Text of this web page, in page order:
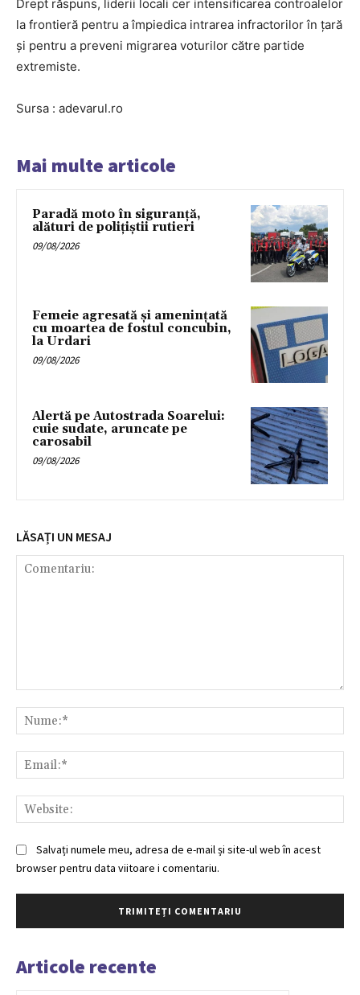
Drept răspuns, liderii locali cer intensificarea controalelor
la frontieră pentru a împiedica intrarea infractorilor în țară
și pentru a preveni migrarea voturilor către partide
extremiste.
Sursa : adevarul.ro
Mai multe articole
Paradă moto în siguranță,
alături de polițiștii rutieri
09/08/2026
Femeie agresată și amenințată
cu moartea de fostul concubin,
la Urdari
09/08/2026
Alertă pe Autostrada Soarelui:
cuie sudate, aruncate pe
carosabil
09/08/2026
LĂSAȚI UN MESAJ
Salvați numele meu, adresa de e-mail și site-ul web în acest
browser pentru data viitoare i comentariu.
Articole recente